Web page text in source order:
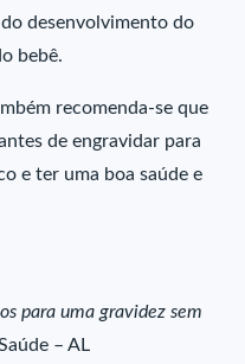
desenvolvimento do
bebê.
recomenda-se que
de engravidar para
e ter uma boa saúde e
para uma gravidez sem
– AL